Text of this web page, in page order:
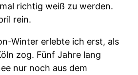
richtig weiß zu werden.
rein.
Winter erlebte ich erst, als
zog. Fünf Jahre lang
nur noch aus dem